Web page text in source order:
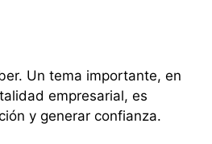
Un tema importante, en
empresarial, es
y generar confianza.